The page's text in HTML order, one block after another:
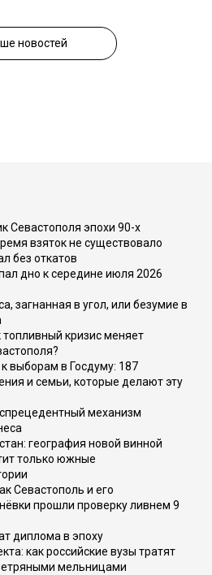
новостей
Севастополя эпохи 90-х
взяток не существовало
без откатов
дно к середине июля 2026
загнанная в угол, или безумие в
топливный кризис меняет
выборам в Госдуму: 187
и семьи, которые делают эту
механизм
география новой винной
только южные
Севастополь и его
прошли проверку ливнем 9
диплома в эпоху
как российские вузы тратят
мельницами